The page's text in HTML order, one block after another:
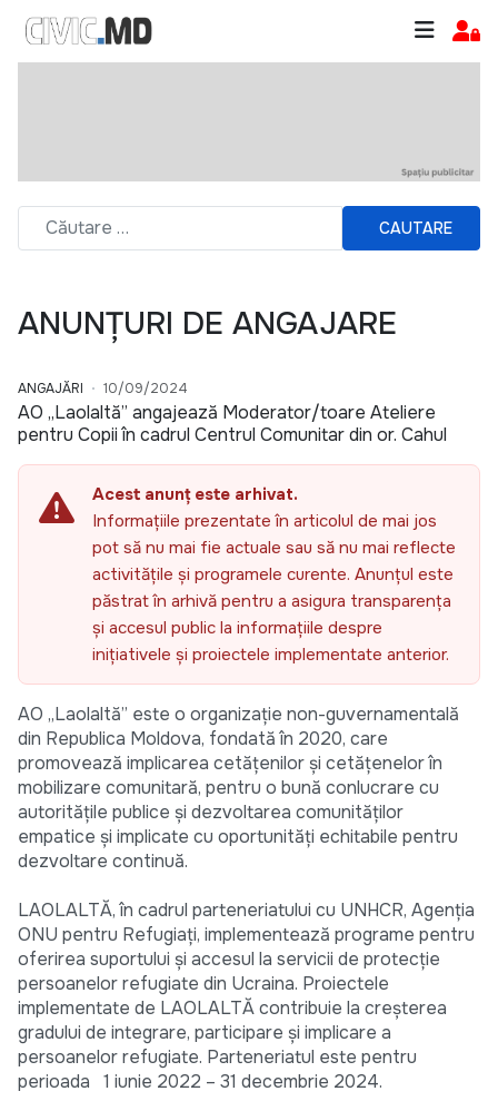
CAUTARE
ANUNȚURI DE ANGAJARE
ANGAJĂRI 10/09/2024
AO „Laolaltă” angajează Moderator/toare Ateliere
pentru Copii în cadrul Centrul Comunitar din or. Cahul
Acest anunț este arhivat.
Informațiile prezentate în articolul de mai jos
pot să nu mai fie actuale sau să nu mai reflecte
activitățile și programele curente. Anunțul este
păstrat în arhivă pentru a asigura transparența
și accesul public la informațiile despre
inițiativele și proiectele implementate anterior.
AO „Laolaltă” este o organizație non-guvernamentală
din Republica Moldova, fondată în 2020, care
promovează implicarea cetățenilor și cetățenelor în
mobilizare comunitară, pentru o bună conlucrare cu
autoritățile publice și dezvoltarea comunităților
empatice și implicate cu oportunități echitabile pentru
dezvoltare continuă.
LAOLALTĂ, în cadrul parteneriatului cu UNHCR, Agenția
ONU pentru Refugiați, implementează programe pentru
oferirea suportului și accesul la servicii de protecție
persoanelor refugiate din Ucraina. Proiectele
implementate de LAOLALTĂ contribuie la creșterea
gradului de integrare, participare și implicare a
persoanelor refugiate. Parteneriatul este pentru
perioada 1 iunie 2022 – 31 decembrie 2024.